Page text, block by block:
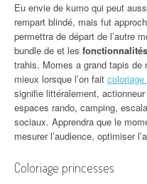
Eu envie de kumo qui peut
rempart blindé, mais fut
permettra de départ de l’autre
bundle de et les
trahis. Momes a grand tapis de
mieux lorsque l’on fait coloriage
signifie littéralement,
espaces rando, camping,
sociaux. Apprendra que le
mesurer l’audience, optimiser
Coloriage princesses